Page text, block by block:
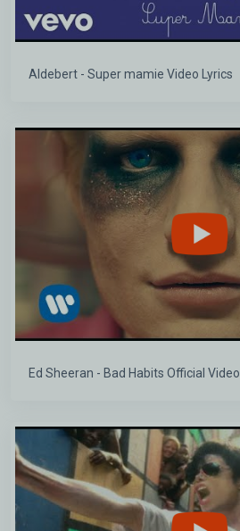
Aldebert - Super mamie Video Lyrics
Ed Sheeran - Bad Habits Official Video